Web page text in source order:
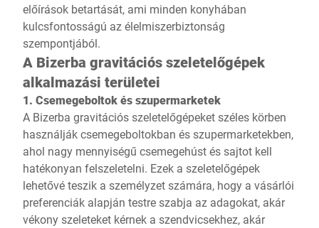
előírások betartását, ami minden konyhában
kulcsfontosságú az élelmiszerbiztonság
szempontjából.
A Bizerba gravitációs szeletelőgépek
alkalmazási területei
1. Csemegeboltok és szupermarketek
A Bizerba gravitációs szeletelőgépeket széles körben
használják csemegeboltokban és szupermarketekben,
ahol nagy mennyiségű csemegehúst és sajtot kell
hatékonyan felszeletelni. Ezek a szeletelőgépek
lehetővé teszik a személyzet számára, hogy a vásárlói
preferenciák alapján testre szabja az adagokat, akár
vékony szeleteket kérnek a szendvicsekhez, akár